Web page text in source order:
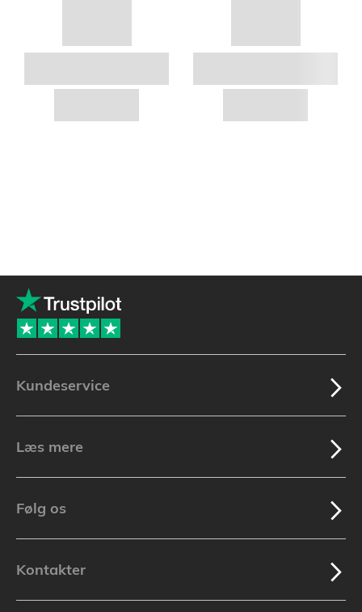
Kundeservice
Læs mere
Følg os
Kontakter